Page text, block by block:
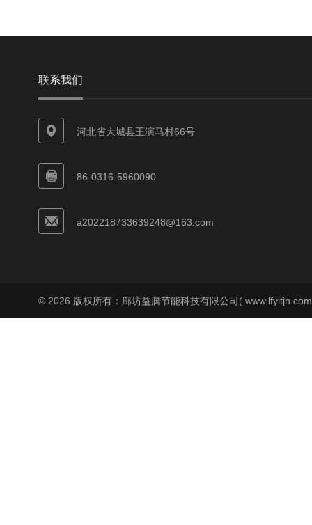
联系我们
河北省大城县王演马村66号
86-0316-5960090
a202218733639248@163.com
© 2026 版权所有：廊坊益腾节能科技有限公司(